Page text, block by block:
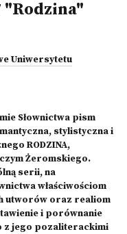
"Rodzina"
Uniwersytetu
Słownictwa pism
stylistyczna i
RODZINA,
Żeromskiego.
serii, na
właściwościom
utworów oraz realiom
i porównanie
z jego pozaliterackimi